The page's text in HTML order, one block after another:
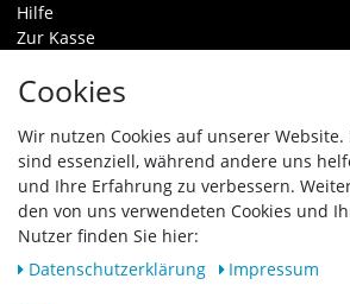
Hilfe
Zur Kasse
Zahlungsarten & Versand
Vertrag widerrufen
Zahlungsarten
Cookies
Wir nutzen Cookies auf unserer Website.
sind essenziell, während andere uns
und Ihre Erfahrung zu verbessern.
den von uns verwendeten Cookies und
Nutzer finden Sie hier:
Daten­schutz­erklärung
Impressum